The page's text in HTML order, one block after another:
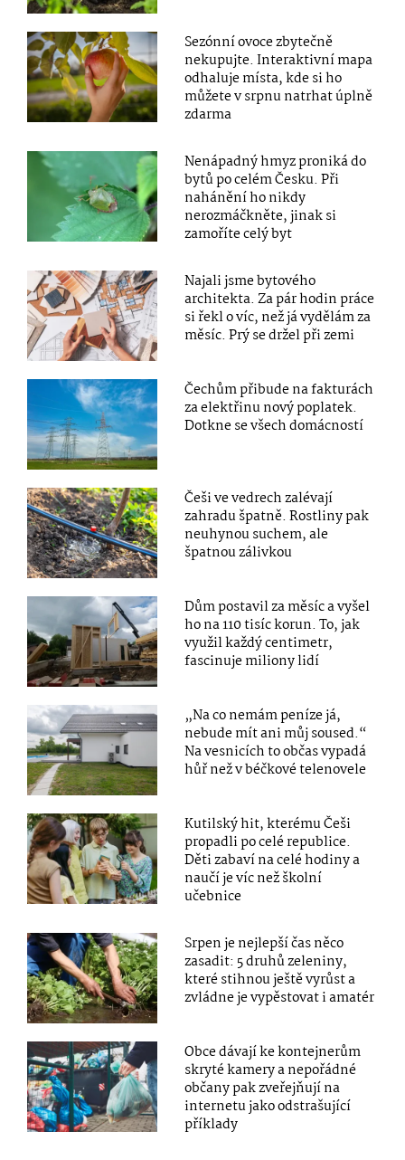
Sezónní ovoce zbytečně
nekupujte. Interaktivní mapa
odhaluje místa, kde si ho
můžete v srpnu natrhat úplně
zdarma
Nenápadný hmyz proniká do
bytů po celém Česku. Při
nahánění ho nikdy
nerozmáčkněte, jinak si
zamoříte celý byt
Najali jsme bytového
architekta. Za pár hodin práce
si řekl o víc, než já vydělám za
měsíc. Prý se držel při zemi
Čechům přibude na fakturách
za elektřinu nový poplatek.
Dotkne se všech domácností
Češi ve vedrech zalévají
zahradu špatně. Rostliny pak
neuhynou suchem, ale
špatnou zálivkou
Dům postavil za měsíc a vyšel
ho na 110 tisíc korun. To, jak
využil každý centimetr,
fascinuje miliony lidí
„Na co nemám peníze já,
nebude mít ani můj soused.“
Na vesnicích to občas vypadá
hůř než v béčkové telenovele
Kutilský hit, kterému Češi
propadli po celé republice.
Děti zabaví na celé hodiny a
naučí je víc než školní
učebnice
Srpen je nejlepší čas něco
zasadit: 5 druhů zeleniny,
které stihnou ještě vyrůst a
zvládne je vypěstovat i amatér
Obce dávají ke kontejnerům
skryté kamery a nepořádné
občany pak zveřejňují na
internetu jako odstrašující
příklady